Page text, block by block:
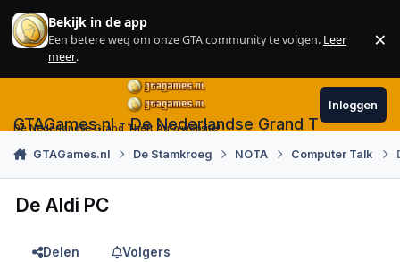
Skip to content
Bekijk in de app
Een betere weg om onze GTA community te volgen. Leer
meer.
×
GTAGames.nl - De Nederlandse Grand Theft Auto
De Nederlandse Grand Theft Auto website!
Inloggen
GTAGames.nl De Stamkroeg NOTA Computer Talk
De Aldi PC
Delen Volgers